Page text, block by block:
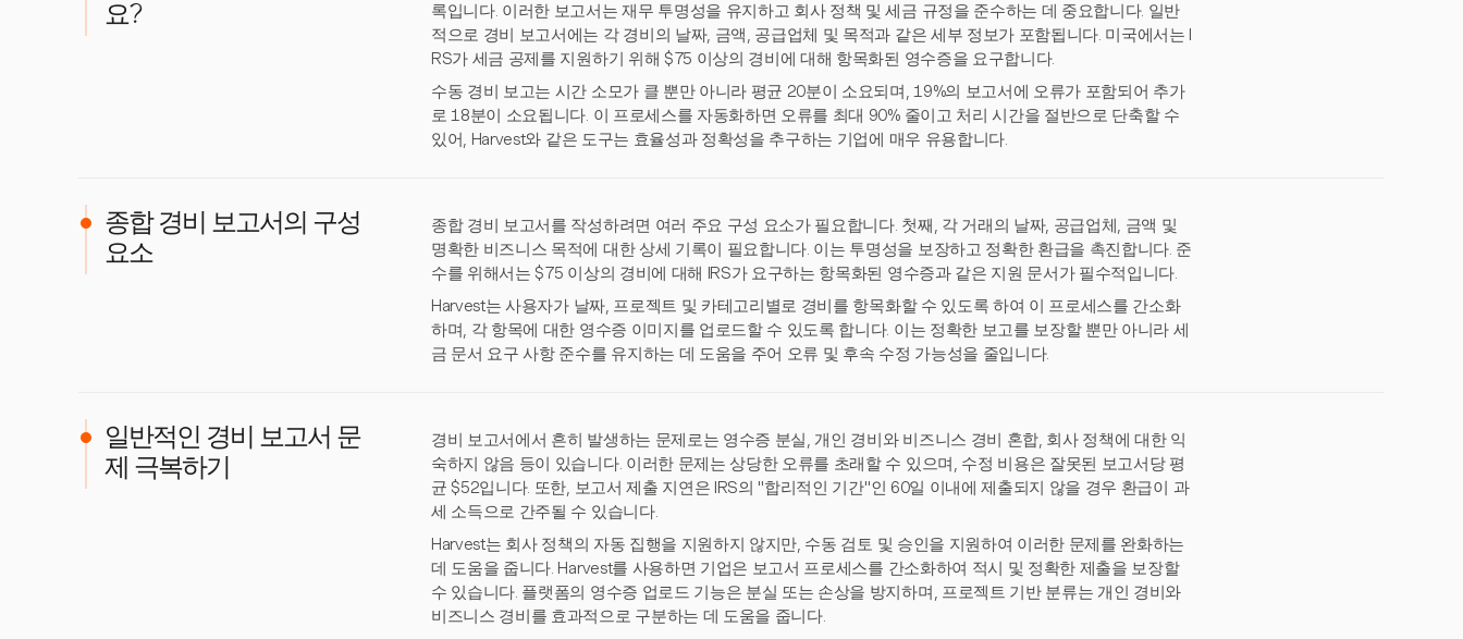
요?
록입니다. 이러한 보고서는 재무 투명성을 유지하고 회사 정책 및 세금 규정을 준수하는 데 중요합니다. 일반
적으로 경비 보고서에는 각 경비의 날짜, 금액, 공급업체 및 목적과 같은 세부 정보가 포함됩니다. 미국에서는 I
RS가 세금 공제를 지원하기 위해 $75 이상의 경비에 대해 항목화된 영수증을 요구합니다.
수동 경비 보고는 시간 소모가 클 뿐만 아니라 평균 20분이 소요되며, 19%의 보고서에 오류가 포함되어 추가
로 18분이 소요됩니다. 이 프로세스를 자동화하면 오류를 최대 90% 줄이고 처리 시간을 절반으로 단축할 수
있어, Harvest와 같은 도구는 효율성과 정확성을 추구하는 기업에 매우 유용합니다.
종합 경비 보고서의 구성
요소
종합 경비 보고서를 작성하려면 여러 주요 구성 요소가 필요합니다. 첫째, 각 거래의 날짜, 공급업체, 금액 및
명확한 비즈니스 목적에 대한 상세 기록이 필요합니다. 이는 투명성을 보장하고 정확한 환급을 촉진합니다. 준
수를 위해서는 $75 이상의 경비에 대해 IRS가 요구하는 항목화된 영수증과 같은 지원 문서가 필수적입니다.
Harvest는 사용자가 날짜, 프로젝트 및 카테고리별로 경비를 항목화할 수 있도록 하여 이 프로세스를 간소화
하며, 각 항목에 대한 영수증 이미지를 업로드할 수 있도록 합니다. 이는 정확한 보고를 보장할 뿐만 아니라 세
금 문서 요구 사항 준수를 유지하는 데 도움을 주어 오류 및 후속 수정 가능성을 줄입니다.
일반적인 경비 보고서 문
제 극복하기
경비 보고서에서 흔히 발생하는 문제로는 영수증 분실, 개인 경비와 비즈니스 경비 혼합, 회사 정책에 대한 익
숙하지 않음 등이 있습니다. 이러한 문제는 상당한 오류를 초래할 수 있으며, 수정 비용은 잘못된 보고서당 평
균 $52입니다. 또한, 보고서 제출 지연은 IRS의 "합리적인 기간"인 60일 이내에 제출되지 않을 경우 환급이 과
세 소득으로 간주될 수 있습니다.
Harvest는 회사 정책의 자동 집행을 지원하지 않지만, 수동 검토 및 승인을 지원하여 이러한 문제를 완화하는
데 도움을 줍니다. Harvest를 사용하면 기업은 보고서 프로세스를 간소화하여 적시 및 정확한 제출을 보장할
수 있습니다. 플랫폼의 영수증 업로드 기능은 분실 또는 손상을 방지하며, 프로젝트 기반 분류는 개인 경비와
비즈니스 경비를 효과적으로 구분하는 데 도움을 줍니다.